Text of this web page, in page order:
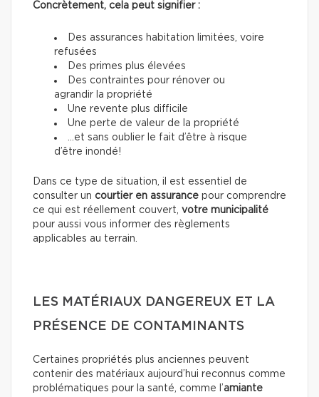
Concrètement, cela peut signifier :
Des assurances habitation limitées, voire
refusées
Des primes plus élevées
Des contraintes pour rénover ou
agrandir la propriété
Une revente plus difficile
Une perte de valeur de la propriété
…et sans oublier le fait d’être à risque
d’être inondé!
Dans ce type de situation, il est essentiel de
consulter un courtier en assurance pour comprendre
ce qui est réellement couvert, votre municipalité
pour aussi vous informer des règlements
applicables au terrain.
LES MATÉRIAUX DANGEREUX ET LA
PRÉSENCE DE CONTAMINANTS
Certaines propriétés plus anciennes peuvent
contenir des matériaux aujourd’hui reconnus comme
problématiques pour la santé, comme l’amiante